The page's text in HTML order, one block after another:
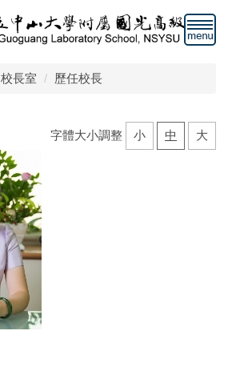
校長室 歷任校長
字體大小調整 小 中 大